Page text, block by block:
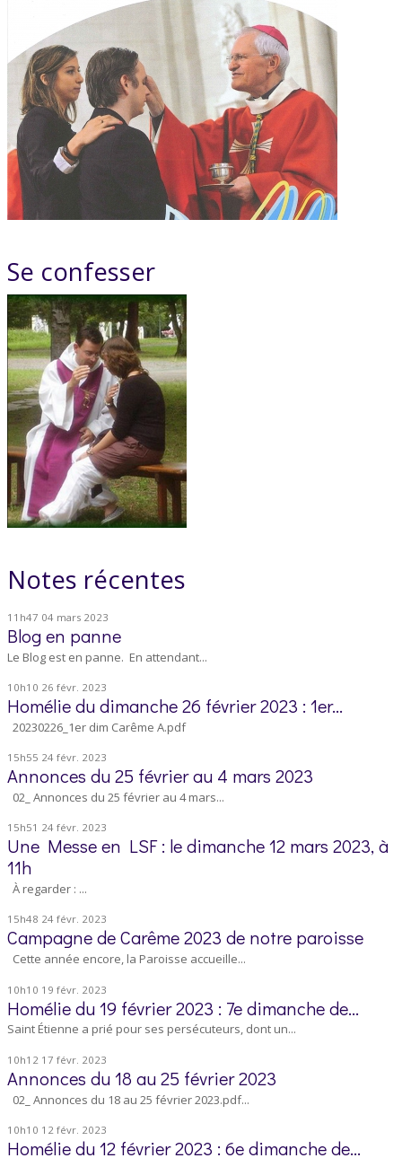
Se confesser
Notes récentes
11h47 04 mars 2023
Blog en panne
Le Blog est en panne. En attendant...
10h10 26 févr. 2023
Homélie du dimanche 26 février 2023 : 1er...
20230226_1er dim Carême A.pdf
15h55 24 févr. 2023
Annonces du 25 février au 4 mars 2023
02_ Annonces du 25 février au 4 mars...
15h51 24 févr. 2023
Une Messe en LSF : le dimanche 12 mars 2023, à
11h
À regarder : ...
15h48 24 févr. 2023
Campagne de Carême 2023 de notre paroisse
Cette année encore, la Paroisse accueille...
10h10 19 févr. 2023
Homélie du 19 février 2023 : 7e dimanche de...
Saint Étienne a prié pour ses persécuteurs, dont un...
10h12 17 févr. 2023
Annonces du 18 au 25 février 2023
02_ Annonces du 18 au 25 février 2023.pdf...
10h10 12 févr. 2023
Homélie du 12 février 2023 : 6e dimanche de...